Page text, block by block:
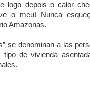
logo depois o calor
o meu! Nunca
Amazonas.
se denominan a las
de vivienda